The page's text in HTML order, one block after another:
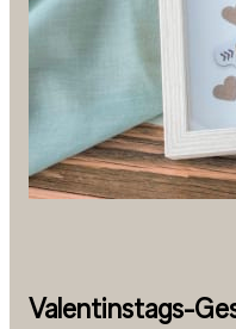
Valentinstags-